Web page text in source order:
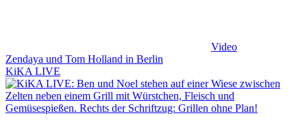
Video
Zendaya und Tom Holland in Berlin
KiKA LIVE